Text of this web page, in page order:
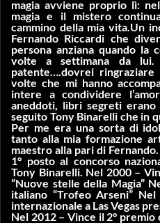
magia avviene proprio lì:
magia e il mistero
cammino della mia vita.Un
Fernando Riccardi che
persona anziana quando la
volte a settimana da
patente….dovrei
volte che mi hanno
intere a condividere
aneddoti, libri segreti
seguito Tony Binarelli che in
Per me era una sorta di
tanto alla mia formazione
maestro alla pari di
1° posto al concorso
Tony Binarelli. Nel 2000 –
“Nuove stelle della Magia”
italiano “Trofeo Arseni”
internazionale a Las Vegas
Nel 2012 – Vince il 2°